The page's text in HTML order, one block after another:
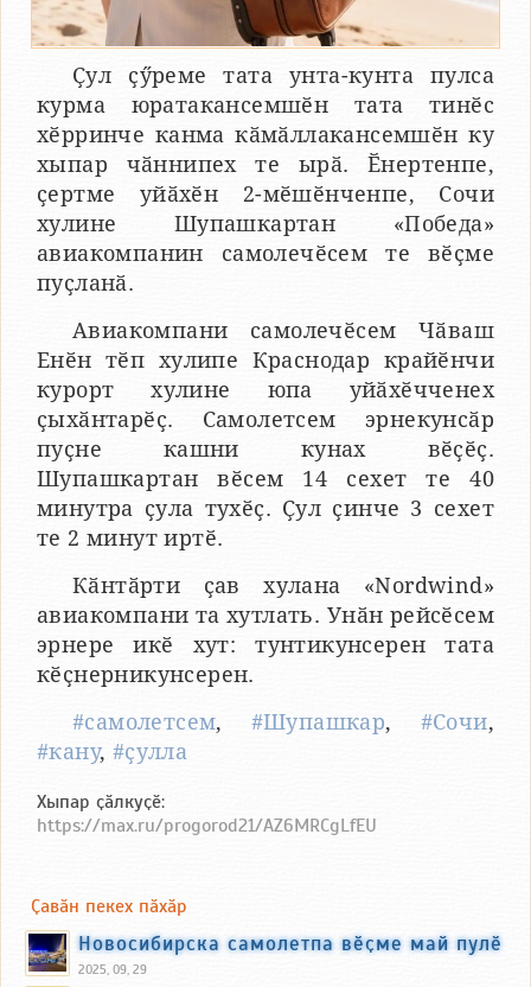
Ҫул ҫӳреме тата унта-кунта пулса
курма юратакансемшӗн тата тинӗс
хӗрринче канма кӑмӑллакансемшӗн ку
хыпар чӑннипех те ырӑ. Ӗнертенпе,
ҫертме уйӑхӗн 2-мӗшӗнченпе, Сочи
хулине Шупашкартан «Победа»
авиакомпанин самолечӗсем те вӗҫме
пуҫланӑ.
Авиакомпани самолечӗсем Чӑваш
Енӗн тӗп хулипе Краснодар крайӗнчи
курорт хулине юпа уйӑхӗчченех
ҫыхӑнтарӗҫ. Самолетсем эрнекунсӑр
пуҫне кашни кунах вӗҫӗҫ.
Шупашкартан вӗсем 14 сехет те 40
минутра ҫула тухӗҫ. Ҫул ҫинче 3 сехет
те 2 минут иртӗ.
Кӑнтӑрти ҫав хулана «Nordwind»
авиакомпани та хутлать. Унӑн рейсӗсем
эрнере икӗ хут: тунтикунсерен тата
кӗҫнерникунсерен.
#самолетсем, #Шупашкар, #Сочи,
#кану, #ҫулла
Хыпар ҫӑлкуҫӗ:
https://max.ru/progorod21/AZ6MRCgLfEU
Ҫавӑн пекех пӑхӑр
Новосибирска самолетпа вӗҫме май пулӗ
2025, 09, 29